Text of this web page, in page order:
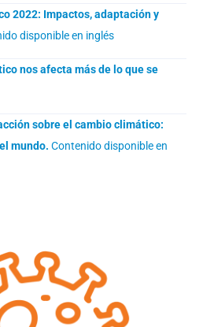
2022: Impactos, adaptación y
disponible en inglés
nos afecta más de lo que se
sobre el cambio climático:
mundo. Contenido disponible en